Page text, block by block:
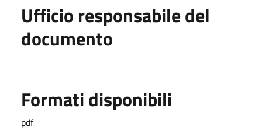
Ufficio responsabile del
documento
Formati disponibili
pdf